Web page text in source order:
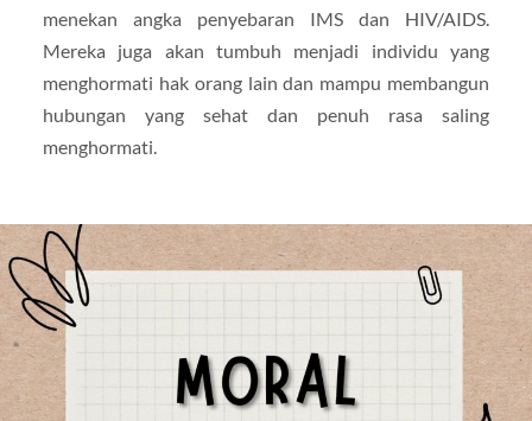
menekan angka penyebaran IMS dan HIV/AIDS.
Mereka juga akan tumbuh menjadi individu yang
menghormati hak orang lain dan mampu membangun
hubungan yang sehat dan penuh rasa saling
menghormati.